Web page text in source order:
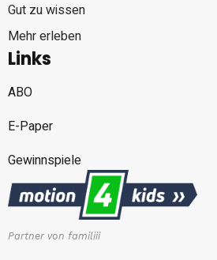
Gut zu wissen
Mehr erleben
Links
ABO
E-Paper
Gewinnspiele
Partner von familiii